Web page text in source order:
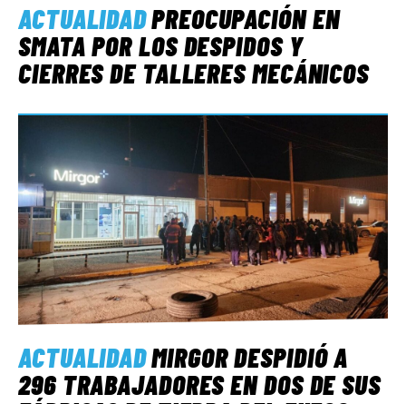
ACTUALIDADPREOCUPACIÓN EN
SMATA POR LOS DESPIDOS Y
CIERRES DE TALLERES MECÁNICOS
ACTUALIDADMIRGOR DESPIDIÓ A
296 TRABAJADORES EN DOS DE SUS